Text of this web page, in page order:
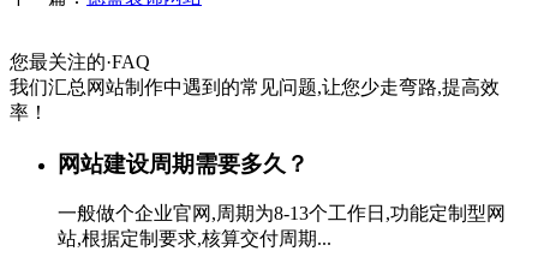
您最关注的·FAQ
我们汇总网站制作中遇到的常见问题,让您少走弯路,提高效
率！
网站建设周期需要多久？
一般做个企业官网,周期为8-13个工作日,功能定制型网
站,根据定制要求,核算交付周期...